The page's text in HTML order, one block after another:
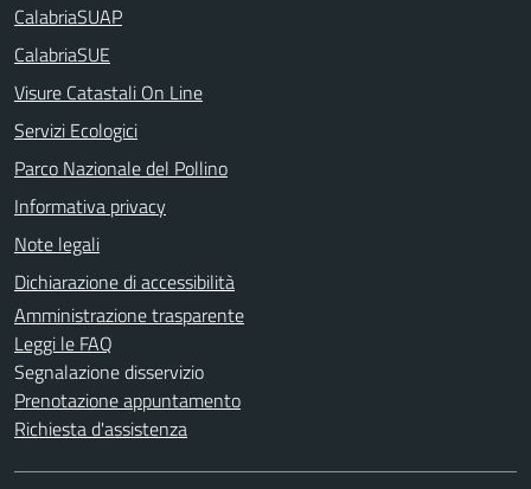
CalabriaSUAP
CalabriaSUE
Visure Catastali On Line
Servizi Ecologici
Parco Nazionale del Pollino
Informativa privacy
Note legali
Dichiarazione di accessibilità
Amministrazione trasparente
Leggi le FAQ
Segnalazione disservizio
Prenotazione appuntamento
Richiesta d'assistenza